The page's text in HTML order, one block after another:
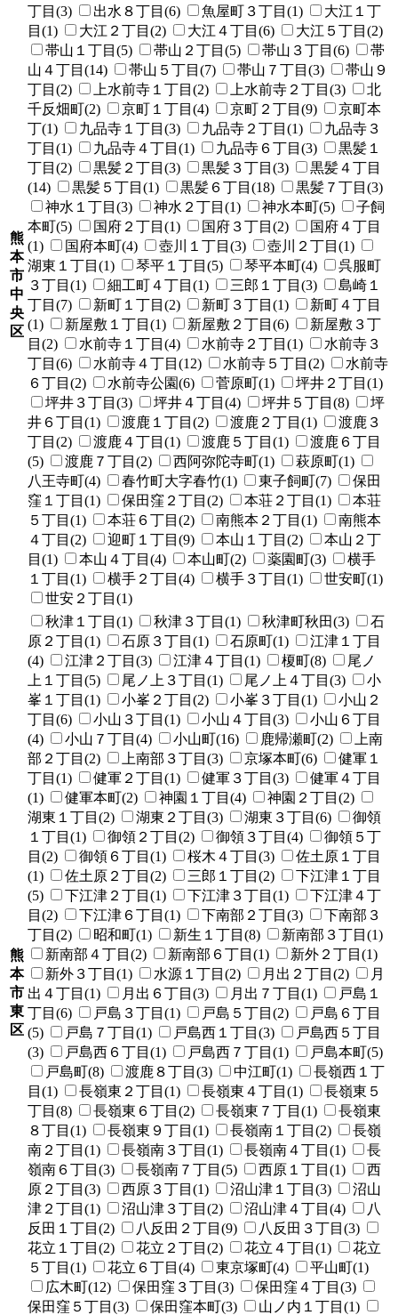
熊
本
市
中
央
区
丁目(3)
出水８丁目(6) 魚屋町３丁目(1)
大江１丁
目(1)
大江２丁目(2) 大江４丁目(6)
大江５丁目(2)
帯山１丁目(5)
帯山２丁目(5) 帯山３丁目(6)
帯
山４丁目(14)
帯山５丁目(7) 帯山７丁目(3)
帯山９
丁目(2)
上水前寺１丁目(2) 上水前寺２丁目(3)
北
千反畑町(2)
京町１丁目(4) 京町２丁目(9)
京町本
丁(1)
九品寺１丁目(3) 九品寺２丁目(1)
九品寺３
丁目(1)
九品寺４丁目(1) 九品寺６丁目(3)
黒髪１
丁目(2)
黒髪２丁目(3) 黒髪３丁目(3)
黒髪４丁目
(14)
黒髪５丁目(1) 黒髪６丁目(18)
黒髪７丁目(3)
神水１丁目(3)
神水２丁目(1) 神水本町(5)
子飼
本町(5)
国府２丁目(1) 国府３丁目(2)
国府４丁目
(1)
国府本町(4) 壺川１丁目(3)
壺川２丁目(1)
湖東１丁目(1)
琴平１丁目(5) 琴平本町(4)
呉服町
３丁目(1)
細工町４丁目(1) 三郎１丁目(3)
島崎１
丁目(7)
新町１丁目(2) 新町３丁目(1)
新町４丁目
(1)
新屋敷１丁目(1) 新屋敷２丁目(6)
新屋敷３丁
目(2)
水前寺１丁目(4) 水前寺２丁目(1)
水前寺３
丁目(6)
水前寺４丁目(12) 水前寺５丁目(2)
水前寺
６丁目(2)
水前寺公園(6) 菅原町(1)
坪井２丁目(1)
坪井３丁目(3)
坪井４丁目(4) 坪井５丁目(8)
坪
井６丁目(1)
渡鹿１丁目(2) 渡鹿２丁目(1)
渡鹿３
丁目(2)
渡鹿４丁目(1) 渡鹿５丁目(1)
渡鹿６丁目
(5)
渡鹿７丁目(2) 西阿弥陀寺町(1)
萩原町(1)
八王寺町(4)
春竹町大字春竹(1) 東子飼町(7)
保田
窪１丁目(1)
保田窪２丁目(2) 本荘２丁目(1)
本荘
５丁目(1)
本荘６丁目(2) 南熊本２丁目(1)
南熊本
４丁目(2)
迎町１丁目(9) 本山１丁目(2)
本山２丁
目(1)
本山４丁目(4) 本山町(2) 薬園町(3)
横手
１丁目(1)
横手２丁目(4) 横手３丁目(1)
世安町(1)
世安２丁目(1)
熊
本
市
東
区
秋津１丁目(1) 秋津３丁目(1) 秋津町秋田(3)
石
原２丁目(1)
石原３丁目(1) 石原町(1)
江津１丁目
(4)
江津２丁目(3) 江津４丁目(1) 榎町(8)
尾ノ
上１丁目(5)
尾ノ上３丁目(1) 尾ノ上４丁目(3)
小
峯１丁目(1)
小峯２丁目(2) 小峯３丁目(1)
小山２
丁目(6)
小山３丁目(1) 小山４丁目(3)
小山６丁目
(4)
小山７丁目(4) 小山町(16) 鹿帰瀬町(2)
上南
部２丁目(2)
上南部３丁目(3) 京塚本町(6)
健軍１
丁目(1)
健軍２丁目(1) 健軍３丁目(3)
健軍４丁目
(1)
健軍本町(2) 神園１丁目(4)
神園２丁目(2)
湖東１丁目(2)
湖東２丁目(3) 湖東３丁目(6)
御領
１丁目(1)
御領２丁目(2) 御領３丁目(4)
御領５丁
目(2)
御領６丁目(1) 桜木４丁目(3)
佐土原１丁目
(1)
佐土原２丁目(2) 三郎１丁目(2)
下江津１丁目
(5)
下江津２丁目(1) 下江津３丁目(1)
下江津４丁
目(2)
下江津６丁目(1) 下南部２丁目(3)
下南部３
丁目(2)
昭和町(1) 新生１丁目(8)
新南部３丁目(1)
新南部４丁目(2)
新南部６丁目(1)
新外２丁目(1)
新外３丁目(1)
水源１丁目(2) 月出２丁目(2)
月
出４丁目(1)
月出６丁目(3) 月出７丁目(1)
戸島１
丁目(6)
戸島３丁目(1) 戸島５丁目(2)
戸島６丁目
(5)
戸島７丁目(1) 戸島西１丁目(3)
戸島西５丁目
(3)
戸島西６丁目(1) 戸島西７丁目(1)
戸島本町(5)
戸島町(8)
渡鹿８丁目(3) 中江町(1)
長嶺西１丁
目(1)
長嶺東２丁目(1) 長嶺東４丁目(1)
長嶺東５
丁目(8)
長嶺東６丁目(2) 長嶺東７丁目(1)
長嶺東
８丁目(1)
長嶺東９丁目(1) 長嶺南１丁目(2)
長嶺
南２丁目(1)
長嶺南３丁目(1) 長嶺南４丁目(1)
長
嶺南６丁目(3)
長嶺南７丁目(5) 西原１丁目(1)
西
原２丁目(3)
西原３丁目(1) 沼山津１丁目(3)
沼山
津２丁目(1)
沼山津３丁目(2) 沼山津４丁目(4)
八
反田１丁目(2)
八反田２丁目(9)
八反田３丁目(3)
花立１丁目(2)
花立２丁目(2) 花立４丁目(1)
花立
５丁目(1)
花立６丁目(4) 東京塚町(4)
平山町(1)
広木町(12)
保田窪３丁目(3)
保田窪４丁目(3)
保田窪５丁目(3)
保田窪本町(3)
山ノ内１丁目(1)